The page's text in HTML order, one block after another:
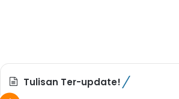
Tulisan Ter-update!